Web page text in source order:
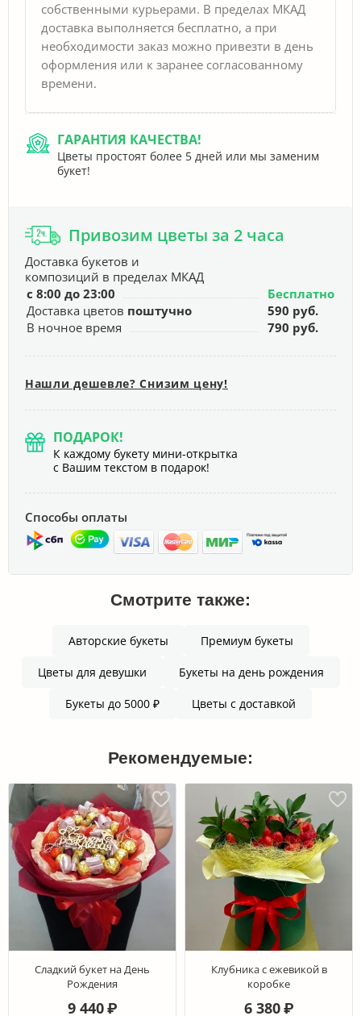
собственными курьерами. В пределах МКАД
доставка выполняется бесплатно, а при
необходимости заказ можно привезти в день
оформления или к заранее согласованному
времени.
ГАРАНТИЯ КАЧЕСТВА!
Цветы простоят более 5 дней или мы заменим
букет!
Привозим цветы за 2 часа
Доставка букетов и
композиций в пределах МКАД
с 8:00 до 23:00
Бесплатно
Доставка цветов поштучно
590 руб.
В ночное время
790 руб.
Нашли дешевле? Снизим цену!
ПОДАРОК!
К каждому букету мини-открытка
с Вашим текстом в подарок!
Способы оплаты
Смотрите также:
Авторские букеты Премиум букеты
Цветы для девушки Букеты на день рождения
Букеты до 5000 ₽ Цветы с доставкой
Рекомендуемые:
Сладкий букет на День
Рождения
9 440 ₽
Клубника с ежевикой в
коробке
6 380 ₽